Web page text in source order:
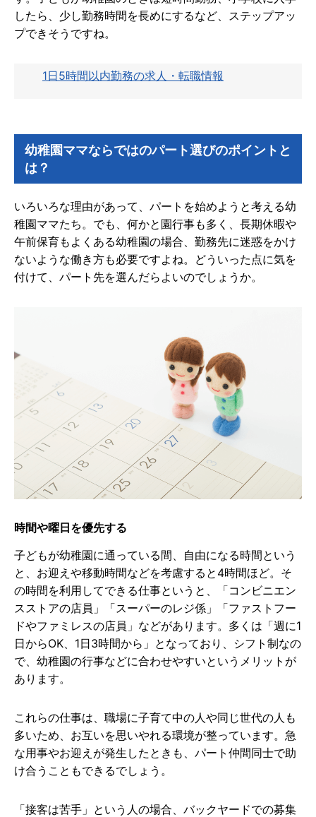
したら、少し勤務時間を長めにするなど、ステップアッ
プできそうですね。
1日5時間以内勤務の求人・転職情報
幼稚園ママならではのパート選びのポイントと
は？
いろいろな理由があって、パートを始めようと考える幼
稚園ママたち。でも、何かと園行事も多く、長期休暇や
午前保育もよくある幼稚園の場合、勤務先に迷惑をかけ
ないような働き方も必要ですよね。どういった点に気を
付けて、パート先を選んだらよいのでしょうか。
時間や曜日を優先する
子どもが幼稚園に通っている間、自由になる時間という
と、お迎えや移動時間などを考慮すると4時間ほど。そ
の時間を利用してできる仕事というと、「コンビニエン
スストアの店員」「スーパーのレジ係」「ファストフー
ドやファミレスの店員」などがあります。多くは「週に1
日からOK、1日3時間から」となっており、シフト制なの
で、幼稚園の行事などに合わせやすいというメリットが
あります。
これらの仕事は、職場に子育て中の人や同じ世代の人も
多いため、お互いを思いやれる環境が整っています。急
な用事やお迎えが発生したときも、パート仲間同士で助
け合うこともできるでしょう。
「接客は苦手」という人の場合、バックヤードでの募集